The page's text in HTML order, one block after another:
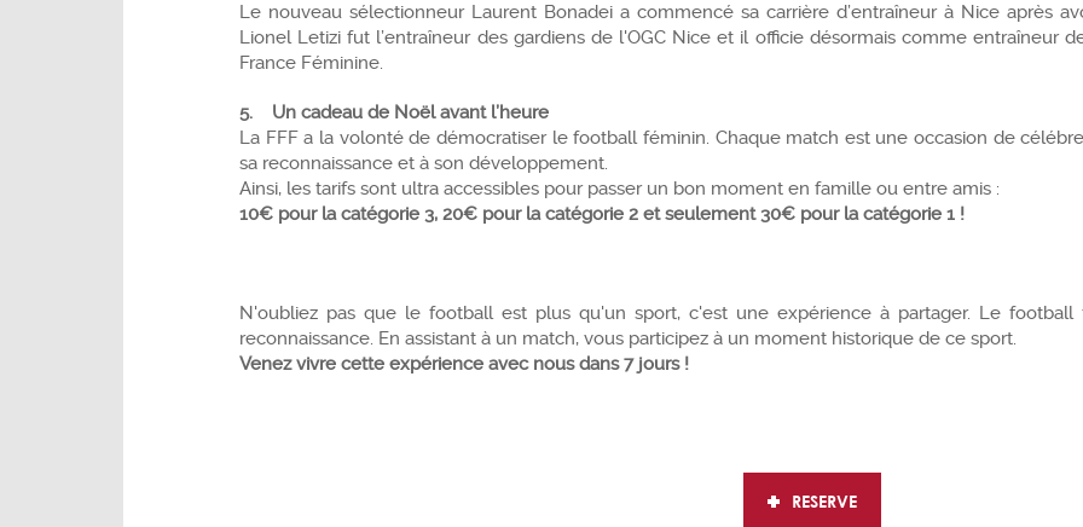
Le nouveau sélectionneur Laurent Bonadei a commencé sa carrière d’entraîneur à Nice après
Lionel Letizi fut l’entraîneur des gardiens de l'OGC Nice et il officie désormais comme entraîneur
France Féminine.
5. Un cadeau de Noël avant l’heure
La FFF a la volonté de démocratiser le football féminin. Chaque match est une occasion de
sa reconnaissance et à son développement.
Ainsi, les tarifs sont ultra accessibles pour passer un bon moment en famille ou entre amis :
10€ pour la catégorie 3, 20€ pour la catégorie 2 et seulement 30€ pour la catégorie 1 !
N'oubliez pas que le football est plus qu'un sport, c'est une expérience à partager. Le
reconnaissance. En assistant à un match, vous participez à un moment historique de ce sport.
Venez vivre cette expérience avec nous dans 7 jours !
RESERVE